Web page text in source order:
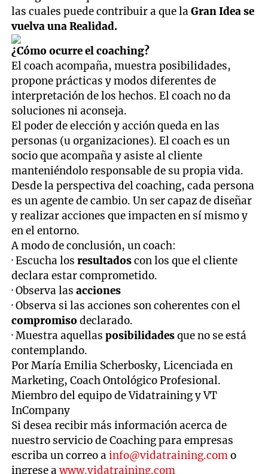
las cuales puede contribuir a que laGran Idea se
vuelva una Realidad.
¿Cómo ocurre el coaching?
El coach acompaña, muestra posibilidades,
propone prácticas y modos diferentes de
interpretación de los hechos. El coach no da
soluciones ni aconseja.
El poder de elección y acción queda en las
personas (u organizaciones). El coach es un
socio que acompaña y asiste al cliente
manteniéndolo responsable de su propia vida.
Desde la perspectiva del coaching, cada persona
es un agente de cambio. Un ser capaz de diseñar
y realizar acciones que impacten en sí mismo y
en el entorno.
A modo de conclusión, un coach:
· Escucha losresultadoscon los que el cliente
declara estar comprometido.
· Observa lasacciones
· Observa si las acciones son coherentes con el
compromisodeclarado.
· Muestra aquellasposibilidadesque no se está
contemplando.
Por María Emilia Scherbosky, Licenciada en
Marketing, Coach Ontológico Profesional.
Miembro del equipo de Vidatraining y VT
InCompany
Si desea recibir más información acerca de
nuestro servicio de Coaching para empresas
escriba un correo ainfo@vidatraining.como
ingrese awww.vidatraining.com